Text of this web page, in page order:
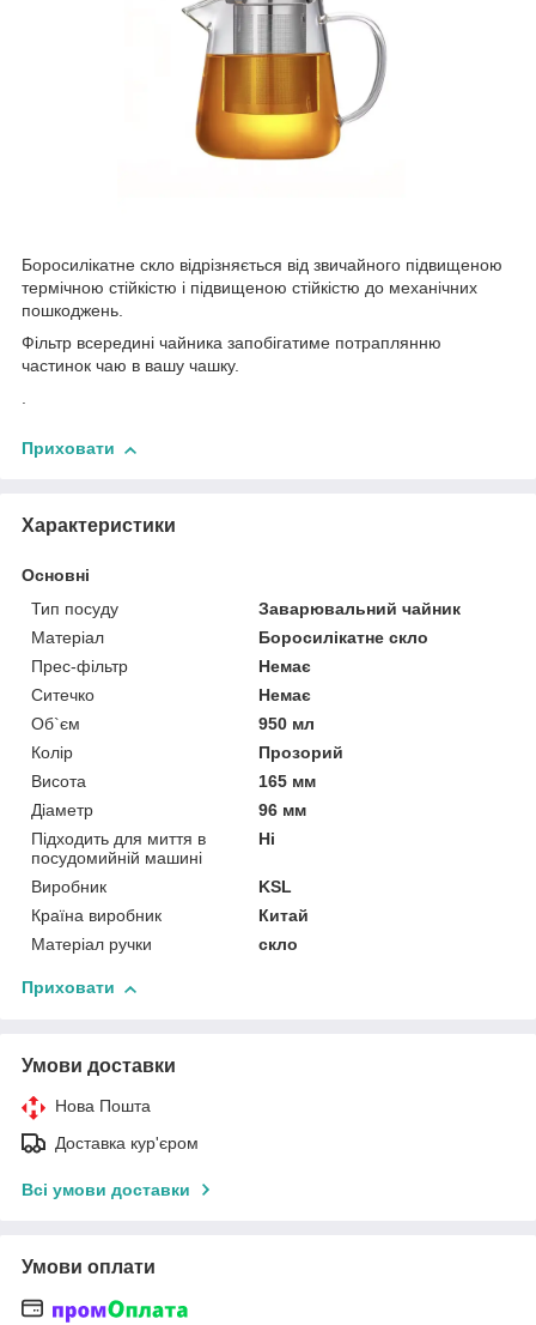
Боросилікатне скло відрізняється від звичайного підвищеною
термічною стійкістю і підвищеною стійкістю до механічних
пошкоджень.
Фільтр всередині чайника запобігатиме потраплянню
частинок чаю в вашу чашку.
.
Приховати
Характеристики
Основні
Тип посуду
Заварювальний чайник
Матеріал
Боросилікатне скло
Прес-фільтр
Немає
Ситечко
Немає
Об`єм
950 мл
Колір
Прозорий
Висота
165 мм
Діаметр
96 мм
Підходить для миття в
посудомийній машині
Ні
Виробник
KSL
Країна виробник
Китай
Матеріал ручки
скло
Приховати
Умови доставки
Нова Пошта
Доставка кур'єром
Всі умови доставки
Умови оплати